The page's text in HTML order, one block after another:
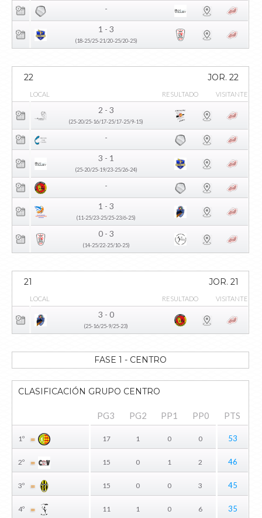
-
1 - 3
(18-25/25-21/20-25/20-25)
22 JOR. 22
LOCAL RESULTADO VISITANTE
2 - 3
(25-20/25-16/17-25/17-25/9-15)
-
3 - 1
(25-20/25-19/23-25/26-24)
-
1 - 3
(11-25/23-25/25-23/6-25)
0 - 3
(14-25/22-25/10-25)
21 JOR. 21
LOCAL RESULTADO VISITANTE
3 - 0
(25-16/25-9/25-23)
FASE 1 - CENTRO
CLASIFICACIÓN GRUPO CENTRO
PG3 PG2 PP1 PP0 PTS
1º 17 1 0 0 53
2º 15 0 1 2 46
3º 15 0 0 3 45
4º 11 1 0 6 35